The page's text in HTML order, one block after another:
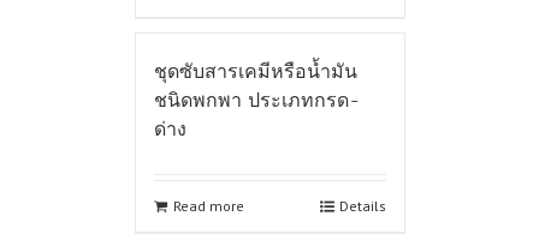
ชุดซับสารเคมีหรือน้ำมัน
ชนิดพกพา ประเภทกรด-
ด่าง
Read more Details